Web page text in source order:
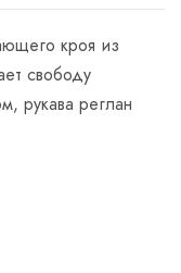
кроя из
свободу
рукава реглан